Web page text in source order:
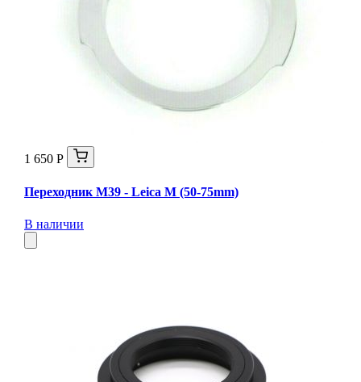
1 650 Р
Переходник M39 - Leica M (50-75mm)
В наличии